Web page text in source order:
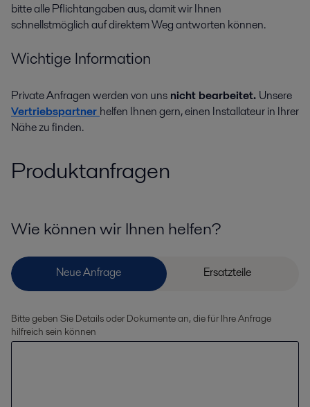
bitte alle Pflichtangaben aus, damit wir Ihnen
schnellstmöglich auf direktem Weg antworten können.
Wichtige Information
Private Anfragen werden von uns nicht bearbeitet. Unsere
Vertriebspartner helfen Ihnen gern, einen Installateur in Ihrer
Nähe zu finden.
Produktanfragen
Wie können wir Ihnen helfen?
Bitte geben Sie Details oder Dokumente an, die für Ihre Anfrage
hilfreich sein können